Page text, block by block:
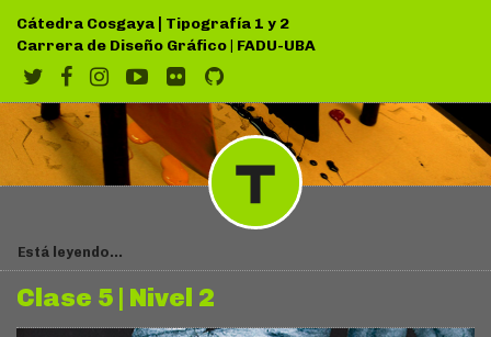
Cátedra Cosgaya | Tipografía 1 y 2
Carrera de Diseño Gráfico| FADU-UBA
Está leyendo...
Clase 5 | Nivel 2